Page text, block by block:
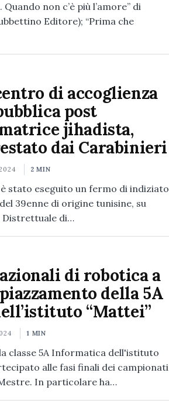
non c’è più l’amore” di
Editore); “Prima che
di accoglienza
post
jihadista,
dai Carabinieri
2 MIN
stato eseguito un fermo di indiziato
39enne di origine tunisine, su
Distrettuale di…
di robotica a
della 5A
“Mattei”
1 MIN
classe 5A Informatica dell'istituto
alle fasi finali dei campionati
In particolare ha…